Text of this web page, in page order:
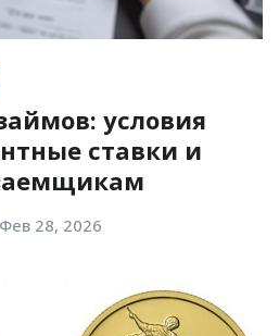
условия
ставки и
Фев 28, 2026